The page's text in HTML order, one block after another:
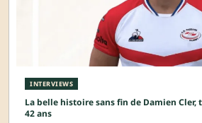
INTERVIEWS
La belle histoire sans fin de Damien Cler,
42 ans